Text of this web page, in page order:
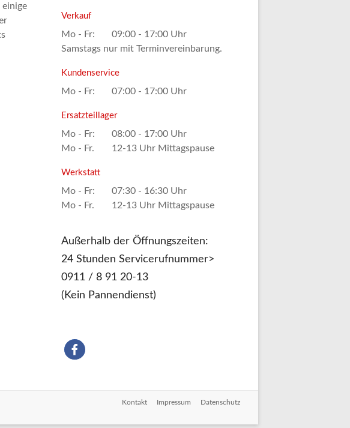
einige
Verkauf
Mo - Fr:
09:00 - 17:00 Uhr
Samstags nur mit Terminvereinbarung.
Kundenservice
Mo - Fr: 07:00 - 17:00 Uhr
Ersatzteillager
Mo - Fr:
08:00 - 17:00 Uhr
Mo - Fr.
12-13 Uhr Mittagspause
Werkstatt
Mo - Fr:
07:30 - 16:30 Uhr
Mo - Fr.
12-13 Uhr Mittagspause
Außerhalb der Öffnungszeiten:
24 Stunden Servicerufnummer>
0911 / 8 91 20-13
(Kein Pannendienst)
Kontakt Impressum Datenschutz